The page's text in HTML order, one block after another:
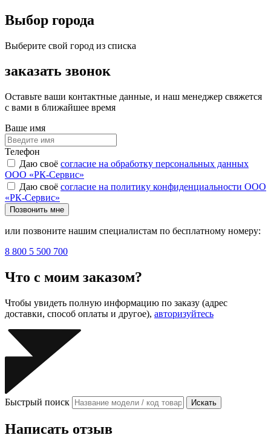
Выбор города
Выберите свой город из списка
заказать звонок
Оставьте ваши контактные данные, и наш менеджер свяжется
с вами в ближайшее время
Ваше имя
Телефон
Даю своё согласие на обработку персональных данных
ООО «РК-Сервис»
Даю своё согласие на политику конфиденциальности ООО
«РК-Сервис»
Позвонить мне
или позвоните нашим специалистам по бесплатному номеру:
8 800 5 500 700
Что с моим заказом?
Чтобы увидеть полную информацию по заказу (адрес
доставки, способ оплаты и другое), авторизуйтесь
Быстрый поиск Искать
Написать отзыв